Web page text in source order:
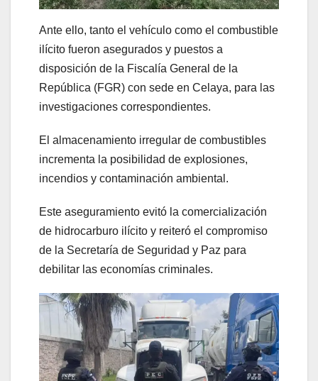
Ante ello, tanto el vehículo como el combustible
ilícito fueron asegurados y puestos a
disposición de la Fiscalía General de la
República (FGR) con sede en Celaya, para las
investigaciones correspondientes.
El almacenamiento irregular de combustibles
incrementa la posibilidad de explosiones,
incendios y contaminación ambiental.
Este aseguramiento evitó la comercialización
de hidrocarburo ilícito y reiteró el compromiso
de la Secretaría de Seguridad y Paz para
debilitar las economías criminales.